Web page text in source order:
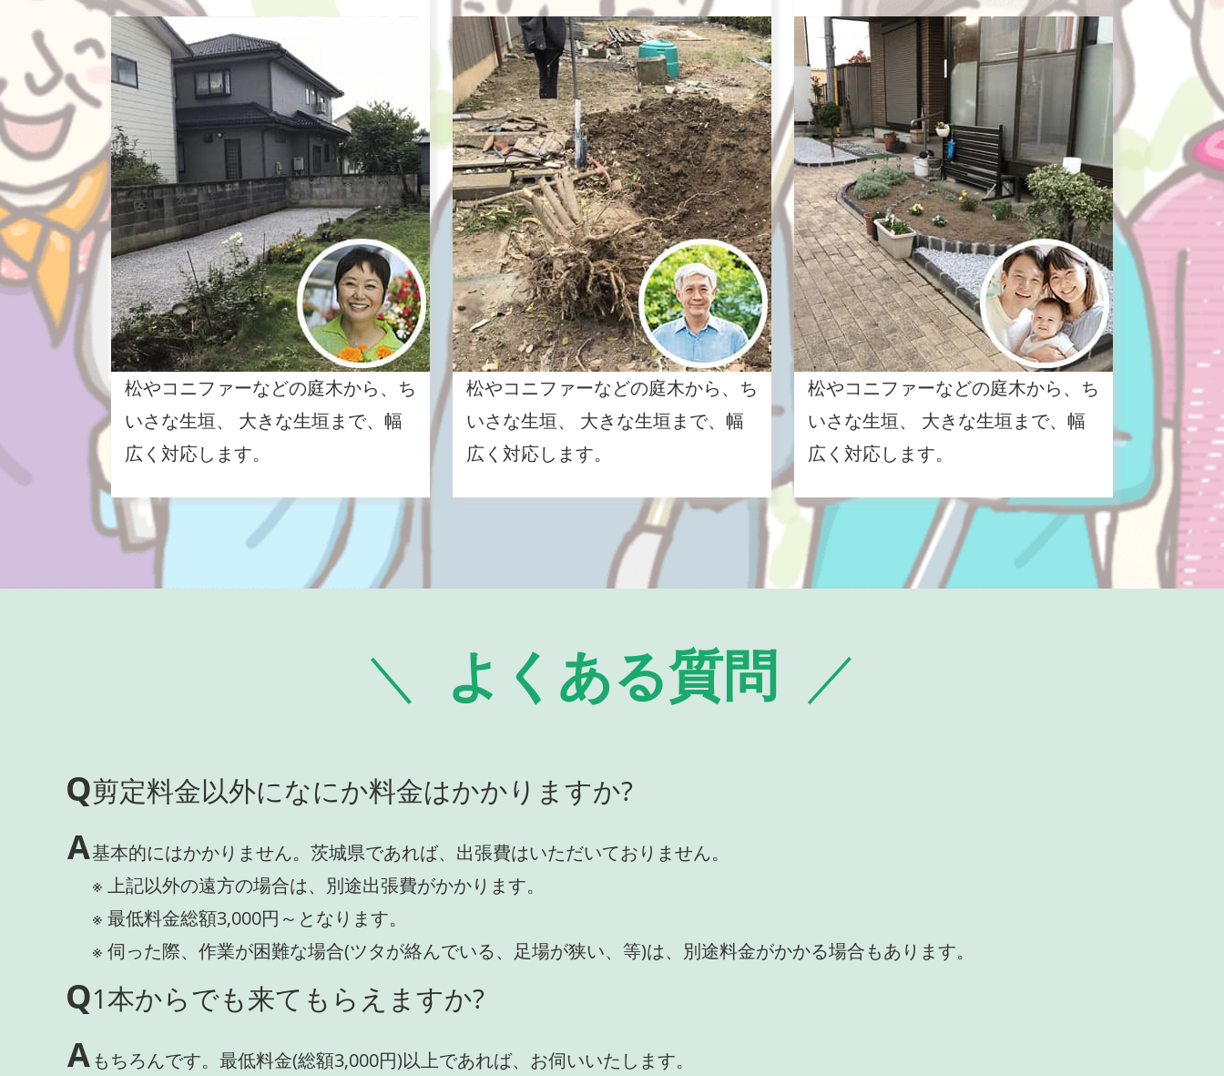
松やコニファーなどの庭木から、ち
いさな生垣、 大きな生垣まで、幅
広く対応します。
松やコニファーなどの庭木から、ち
いさな生垣、 大きな生垣まで、幅
広く対応します。
松やコニファーなどの庭木から、ち
いさな生垣、 大きな生垣まで、幅
広く対応します。
よくある質問
Q剪定料金以外になにか料金はかかりますか?
A基本的にはかかりません。茨城県であれば、出張費はいただいておりません。
※ 上記以外の遠方の場合は、別途出張費がかかります。
※ 最低料金総額3,000円～となります。
※ 伺った際、作業が困難な場合(ツタが絡んでいる、足場が狭い、等)は、別途料金がかかる場合もあります。
Q1本からでも来てもらえますか?
Aもちろんです。最低料金(総額3,000円)以上であれば、お伺いいたします。